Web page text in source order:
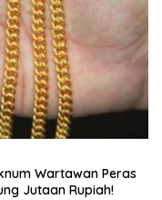
Wartawan Peras
Jutaan Rupiah!